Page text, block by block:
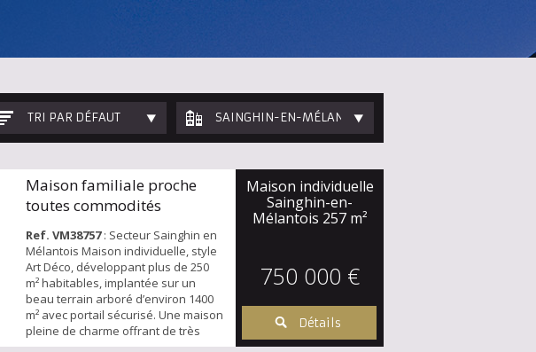
TRI PAR DÉFAUT SAINGHIN-EN-MÉLANTOIS
Maison familiale proche
toutes commodités
Ref. VM38757: Secteur Sainghin en
Mélantois Maison individuelle, style
Art Déco, développant plus de 250
m² habitables, implantée sur un
beau terrain arboré d’environ 1400
m² avec portail sécurisé. Une maison
pleine de charme offrant de très
beaux volumes et des prestations
Maison individuelle
Sainghin-en-
Mélantois 257 m²
750 000 €
Détails